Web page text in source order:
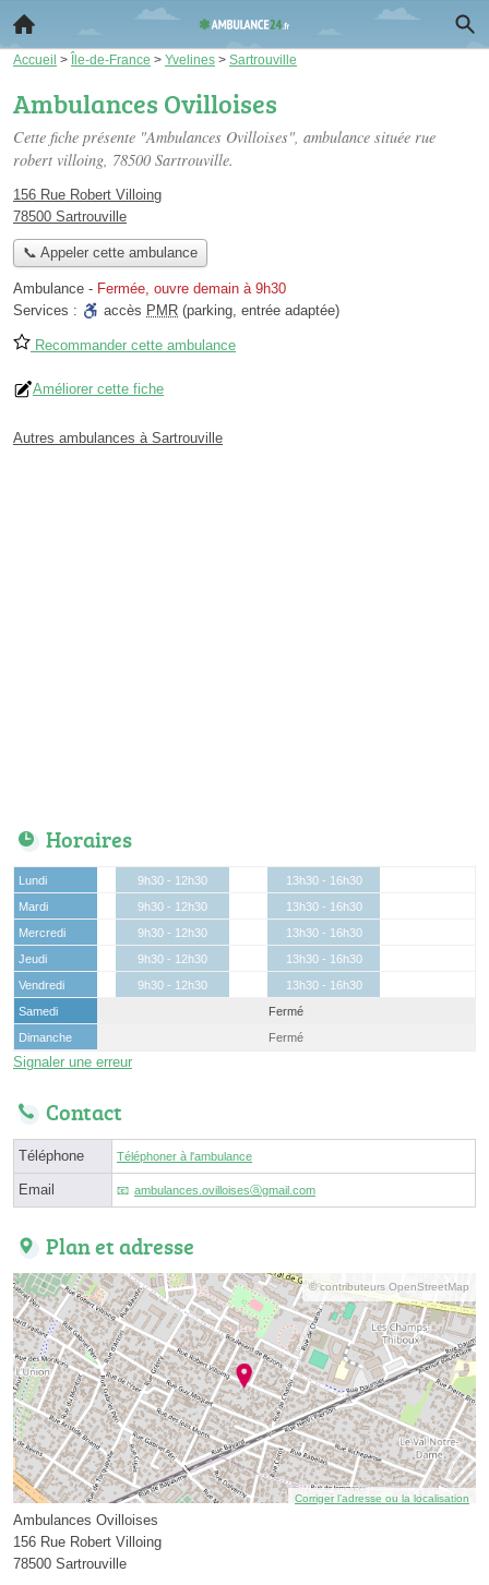
Accueil > Île-de-France > Yvelines > Sartrouville
Ambulances Ovilloises
Cette fiche présente "Ambulances Ovilloises", ambulance située rue
robert villoing, 78500 Sartrouville.
156 Rue Robert Villoing
78500 Sartrouville
📞 Appeler cette ambulance
Ambulance - Fermée, ouvre demain à 9h30
Services :
accès PMR (parking, entrée adaptée)
Recommander cette ambulance
Améliorer cette fiche
Autres ambulances à Sartrouville
Horaires
Lundi 9h30 - 12h30
13h30 - 16h30
Mardi
9h30 - 12h30
13h30 - 16h30
Mercredi
9h30 - 12h30
13h30 - 16h30
Jeudi
9h30 - 12h30
13h30 - 16h30
Vendredi
9h30 - 12h30
13h30 - 16h30
Samedi
Fermé
Dimanche
Fermé
Signaler une erreur
Contact
Téléphone Téléphoner à l'ambulance
Email ambulances.ovilloisesⓐgmail.com
Plan et adresse
© contributeurs OpenStreetMap
Corriger l’adresse ou la localisation
Ambulances Ovilloises
156 Rue Robert Villoing
78500 Sartrouville